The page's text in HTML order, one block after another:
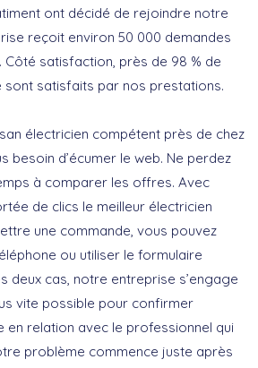
ont décidé de rejoindre notre
reçoit environ 50 000 demandes
Côté satisfaction, près de 98 % de
sont satisfaits par nos prestations.
électricien compétent près de chez
besoin d’écumer le web. Ne perdez
à comparer les offres. Avec
de clics le meilleur électricien
une commande, vous pouvez
ou utiliser le formulaire
deux cas, notre entreprise s’engage
vite possible pour confirmer
en relation avec le professionnel qui
problème commence juste après